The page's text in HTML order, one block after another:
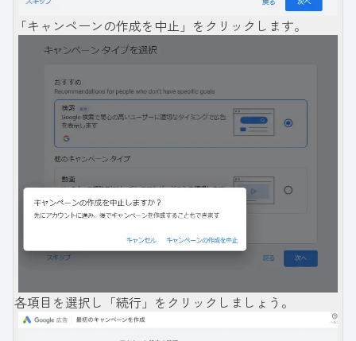
「キャンペーンの作成を中止」をクリックします。
各項目を選択し「続行」をクリックしましょう。